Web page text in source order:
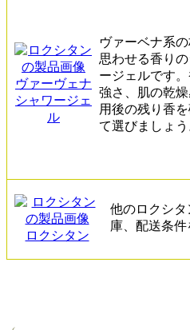
ヴァーヴェナ
シャワージェ
ル
ヴァーベナ系
思わせる香り
ージェルです
強さ、肌の乾
用後の残り香
て選びましょう
ロクシタン
他のロクシ
庫、配送条